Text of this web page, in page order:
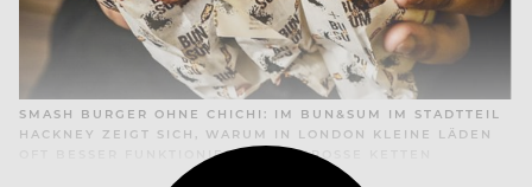
SMASH BURGER OHNE CHICHI: IM BUN&SUM IM STADTTEIL
HACKNEY ZEIGT SICH, WARUM IN LONDON KLEINE LÄDEN
OFT BESSER FUNKTIONIEREN ALS GROSSE KETTEN